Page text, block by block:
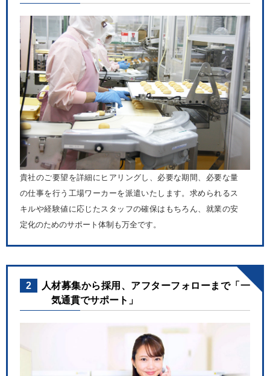
貴社のご要望を詳細にヒアリングし、必要な期間、必要な量
の仕事を行う工場ワーカーを派遣いたします。求められるス
キルや経験値に応じたスタッフの確保はもちろん、就業の安
定化のためのサポート体制も万全です。
2
人材募集から採用、アフターフォローまで「一
気通貫でサポート」